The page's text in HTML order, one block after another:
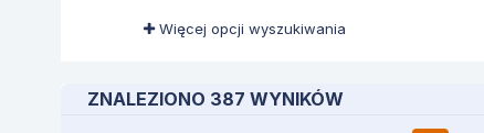
Więcej opcji wyszukiwania
ZNALEZIONO 387 WYNIKÓW